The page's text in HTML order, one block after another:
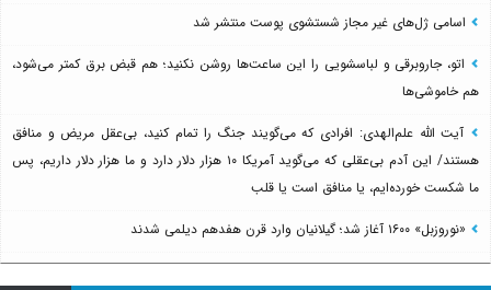
اسامی ژل‌های غیر مجاز شستشوی پوست منتشر شد
اتو، جاروبرقی و لباسشویی را این ساعت‌ها روشن نکنید؛ هم قبض برق کمتر می‌شود،
هم خاموشی‌ها
آیت الله علم‌الهدی: افرادی که می‌گویند جنگ را تمام کنید، بی‌عقل مریض و منافق
هستند/ این آدم بی‌عقلی که می‌گوید آمریکا ۱۰ هزار دلار دارد و ما هزار دلار داریم، پس
ما شکست خورده‌ایم، یا منافق است یا قلب
«نوروزبل» ۱۶۰۰ آغاز شد؛ گیلانیان وارد قرن هفدهم دیلمی شدند